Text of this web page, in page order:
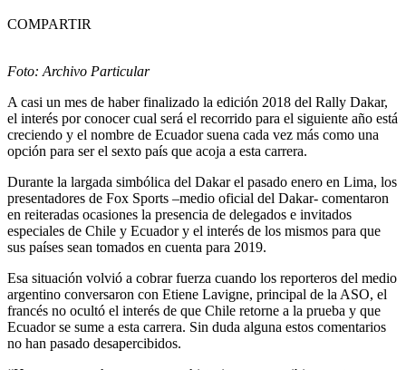
COMPARTIR
Foto: Archivo Particular
A casi un mes de haber finalizado la edición 2018 del Rally Dakar,
el interés por conocer cual será el recorrido para el siguiente año está
creciendo y el nombre de Ecuador suena cada vez más como una
opción para ser el sexto país que acoja a esta carrera.
Durante la largada simbólica del Dakar el pasado enero en Lima, los
presentadores de Fox Sports –medio oficial del Dakar- comentaron
en reiteradas ocasiones la presencia de delegados e invitados
especiales de Chile y Ecuador y el interés de los mismos para que
sus países sean tomados en cuenta para 2019.
Esa situación volvió a cobrar fuerza cuando los reporteros del medio
argentino conversaron con Etiene Lavigne, principal de la ASO, el
francés no ocultó el interés de que Chile retorne a la prueba y que
Ecuador se sume a esta carrera. Sin duda alguna estos comentarios
no han pasado desapercibidos.